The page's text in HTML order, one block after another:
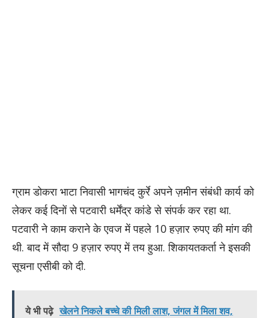
ग्राम डोकरा भाटा निवासी भागचंद कुर्रे अपने ज़मीन संबंधी कार्य को
लेकर कई दिनों से पटवारी धर्मेंद्र कांडे से संपर्क कर रहा था.
पटवारी ने काम कराने के एवज में पहले 10 हज़ार रुपए की मांग की
थी. बाद में सौदा 9 हज़ार रुपए में तय हुआ. शिकायतकर्ता ने इसकी
सूचना एसीबी को दी.
ये भी पढ़े खेलने निकले बच्चे की मिली लाश, जंगल में मिला शव,